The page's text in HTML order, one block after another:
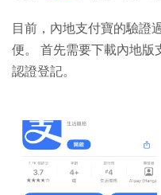
目前，內地支付寶的驗證
便。 首先需要下載內地版
認證登記。